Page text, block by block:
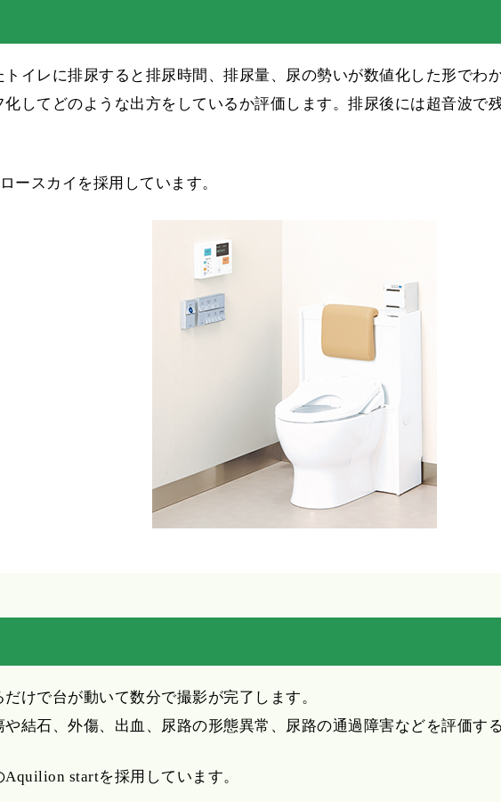
イレに排尿すると排尿時間、排尿量、尿の勢いが数値化した形でわ
してどのような出方をしているか評価します。排尿後には超音波で
ースカイを採用しています。
けで台が動いて数分で撮影が完了します。
結石、外傷、出血、尿路の形態異常、尿路の通過障害などを評価す
startを採用しています。